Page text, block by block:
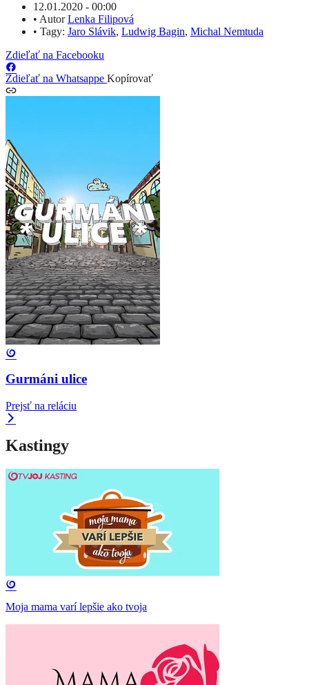
12.01.2020 - 00:00
• AutorLenka Filipová
• Tagy: Jaro Slávik, Ludwig Bagin, Michal Nemtuda
Zdieľať na Facebooku
Zdieľať na Whatsappe Kopírovať
Gurmáni ulice
Prejsť na reláciu
Kastingy
Moja mama varí lepšie ako tvoja